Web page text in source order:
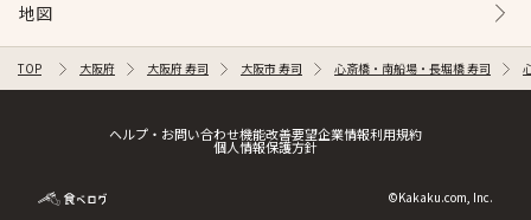
地図
TOP 大阪府 大阪府 寿司 大阪市 寿司 心斎橋・南船場・長堀橋 寿司
ヘルプ・お問い合わせ機能改善要望企業情報利用規約
個人情報保護方針
©Kakaku.com, Inc.